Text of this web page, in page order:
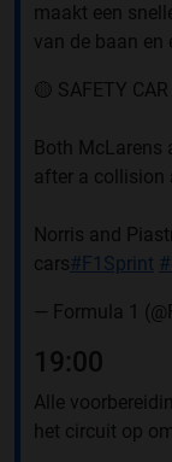
maakt een
van de baan en
🟡 SAFETY
Both McLarens
after a collision
Norris and
cars#F1Sprint
— Formula 1
19:00
Alle
het circuit op